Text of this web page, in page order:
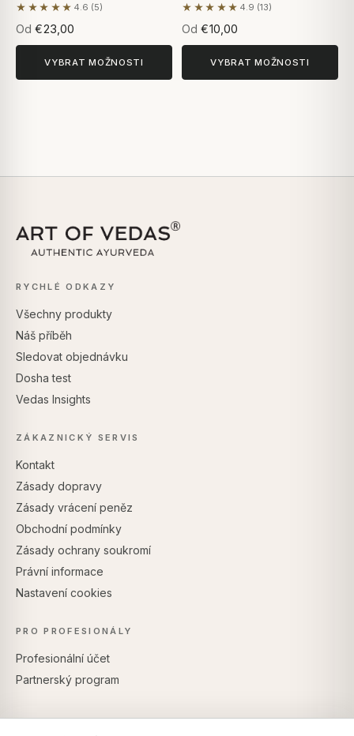
★★★★★ 4.6 (5)
Na základě 5 hodnocení
Od €23,00
VYBRAT MOŽNOSTI
★★★★★ 4.9 (13)
Na základě 13 hodnocení
Od €10,00
VYBRAT MOŽNOSTI
RYCHLÉ ODKAZY
Všechny produkty
Náš příběh
Sledovat objednávku
Dosha test
Vedas Insights
ZÁKAZNICKÝ SERVIS
Kontakt
Zásady dopravy
Zásady vrácení peněz
Obchodní podmínky
Zásady ochrany soukromí
Právní informace
Nastavení cookies
PRO PROFESIONÁLY
Profesionální účet
Partnerský program